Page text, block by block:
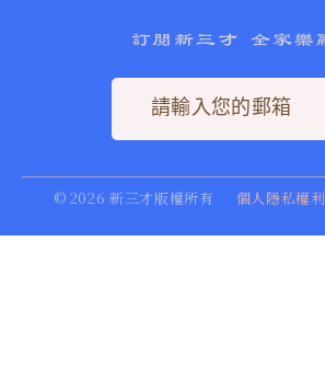
訂閱新三才 全家樂
© 2026 新三才版權所有 個人隱私權利